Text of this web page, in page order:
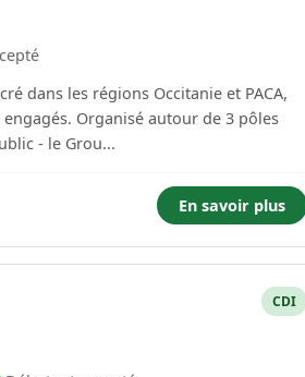
de 3 pôles
- le Grou...
En savoir plus
CDI